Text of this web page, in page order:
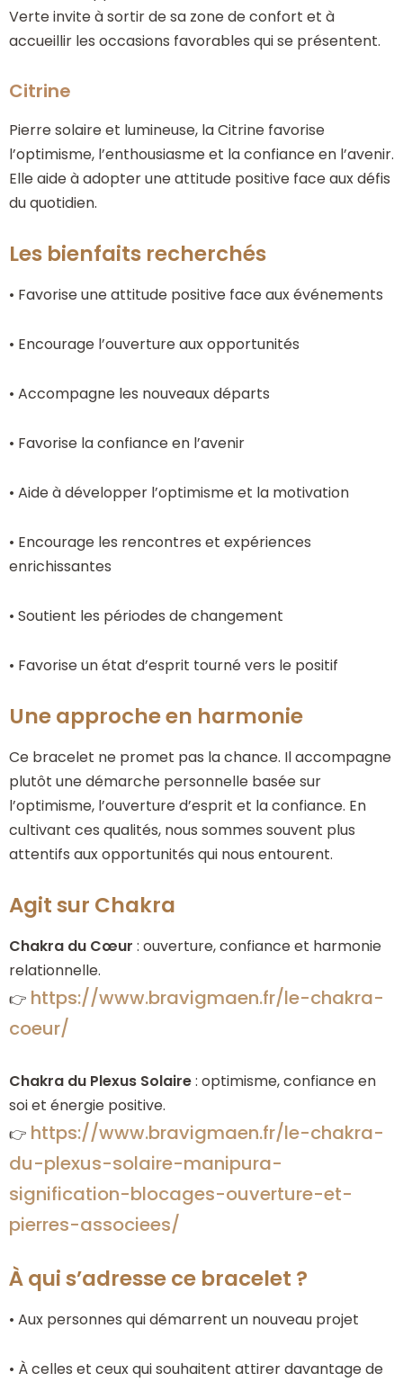
Verte invite à sortir de sa zone de confort et à
accueillir les occasions favorables qui se présentent.
Citrine
Pierre solaire et lumineuse, la Citrine favorise
l’optimisme, l’enthousiasme et la confiance en l’avenir.
Elle aide à adopter une attitude positive face aux défis
du quotidien.
Les bienfaits recherchés
• Favorise une attitude positive face aux événements
• Encourage l’ouverture aux opportunités
• Accompagne les nouveaux départs
• Favorise la confiance en l’avenir
• Aide à développer l’optimisme et la motivation
• Encourage les rencontres et expériences
enrichissantes
• Soutient les périodes de changement
• Favorise un état d’esprit tourné vers le positif
Une approche en harmonie
Ce bracelet ne promet pas la chance. Il accompagne
plutôt une démarche personnelle basée sur
l’optimisme, l’ouverture d’esprit et la confiance. En
cultivant ces qualités, nous sommes souvent plus
attentifs aux opportunités qui nous entourent.
Agit sur Chakra
Chakra du Cœur : ouverture, confiance et harmonie
relationnelle.
👉 https://www.bravigmaen.fr/le-chakra-
coeur/
Chakra du Plexus Solaire: optimisme, confiance en
soi et énergie positive.
👉 https://www.bravigmaen.fr/le-chakra-
du-plexus-solaire-manipura-
signification-blocages-ouverture-et-
pierres-associees/
À qui s’adresse ce bracelet ?
• Aux personnes qui démarrent un nouveau projet
• À celles et ceux qui souhaitent attirer davantage de